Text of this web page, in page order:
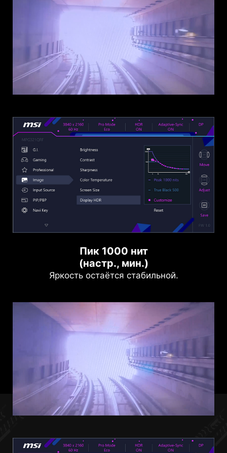
Пик 1000 нит
(настр., мин.)
Яркость остаётся стабильной.